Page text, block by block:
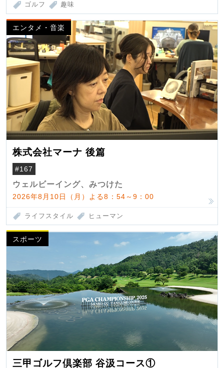
ゴルフ 趣味
エンタメ・音楽
株式会社マーナ 後篇
#167
ウェルビーイング、みつけた
2026年8月10日（月）よる8：54～9：00
ライフスタイル ヒューマン
スポーツ
三甲ゴルフ倶楽部 谷汲コース①